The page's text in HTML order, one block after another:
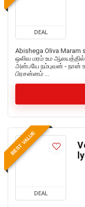
DEAL
Abishega Oliva
ஒலிவ மரம் உம
அன்பயே நம்புவன் - நான்
பிரசன்னம் ...
BEST VALUE
DEAL